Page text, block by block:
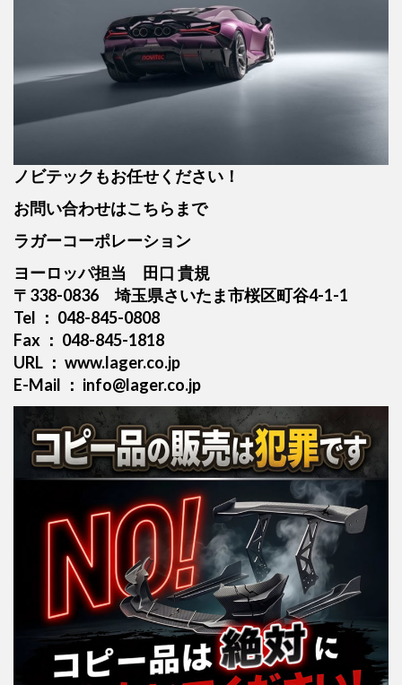
ノビテックもお任せください！
お問い合わせはこちらまで
ラガーコーポレーション
ヨーロッパ担当 田口 貴規
〒338-0836
埼玉県さいたま市桜区町谷4-1-1
Tel ： 048-845-0808
Fax ： 048-845-1818
URL ： www.lager.co.jp
E-Mail ： info@lager.co.jp